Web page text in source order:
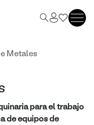
Metales
para el trabajo
de equipos de